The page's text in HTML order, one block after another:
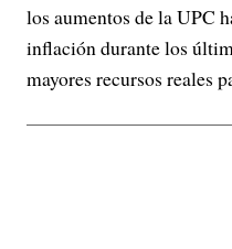
los aumentos de la UPC
inflación durante los
mayores recursos reales